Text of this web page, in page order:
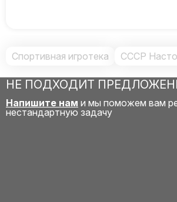
Спортивная игротека СССР
НЕ ПОДХОДИТ
Напишите нам и мы поможем вам
нестандартную задачу